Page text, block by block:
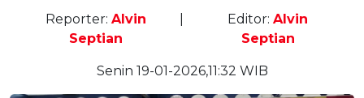
Reporter: Alvin
Septian
Editor:Alvin
Septian
Senin 19-01-2026,11:32 WIB